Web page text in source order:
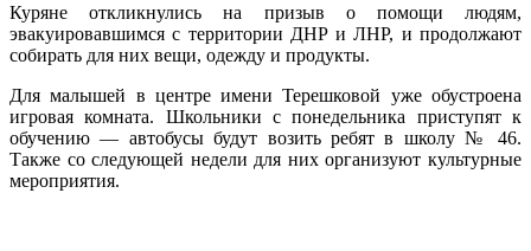
Куряне откликнулись на призыв о помощи людям,
эвакуировавшимся с территории ДНР и ЛНР, и продолжают
собирать для них вещи, одежду и продукты.
Для малышей в центре имени Терешковой уже обустроена
игровая комната. Школьники с понедельника приступят к
обучению — автобусы будут возить ребят в школу № 46.
Также со следующей недели для них организуют культурные
мероприятия.